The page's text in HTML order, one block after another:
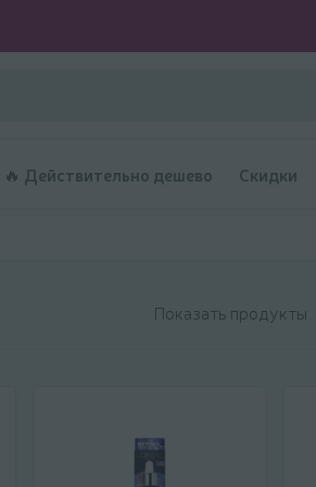
🔥 Действительно дешево Скидки
Показать продукты